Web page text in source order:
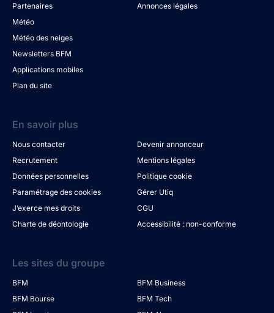
Partenaires
Météo
Météo des neiges
Newsletters BFM
Applications mobiles
Plan du site
Annonces légales
En savoir plus
Nous contacter
Devenir annonceur
Recrutement
Mentions légales
Données personnelles
Politique cookie
Paramétrage des cookies
Gérer Utiq
J’exerce mes droits
CGU
Charte de déontologie
Accessibilité : non-conforme
Les sites du groupe
BFM
BFM Business
BFM Bourse
BFM Tech